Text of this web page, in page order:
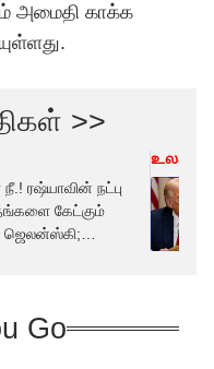
அமைதி காக்க
>>
நீ.! ரஷ்யாவின் நட்பு
கேட்கும்
ஜெலன்ஸ்கி;
உலகம்
Go